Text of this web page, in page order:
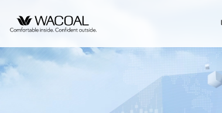
วิสัยทัศน์ พั
ประวัติความเ
ชุดชั้นใ
ชุดเด็ก
หน้าแรกนักลงทุนสัมพันธ์
ข้อมูลองค์กร
หลักกา
รายงา
นโยบา
กลยุทธ์
บริษัท ไ
บริษัท ว